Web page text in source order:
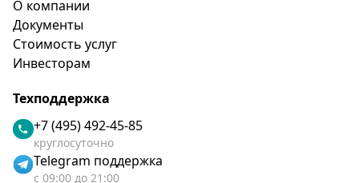
О компании
Документы
Стоимость услуг
Инвесторам
Техподдержка
+7 (495) 492-45-85
круглосуточно
Telegram поддержка
с 09:00 до 21:00